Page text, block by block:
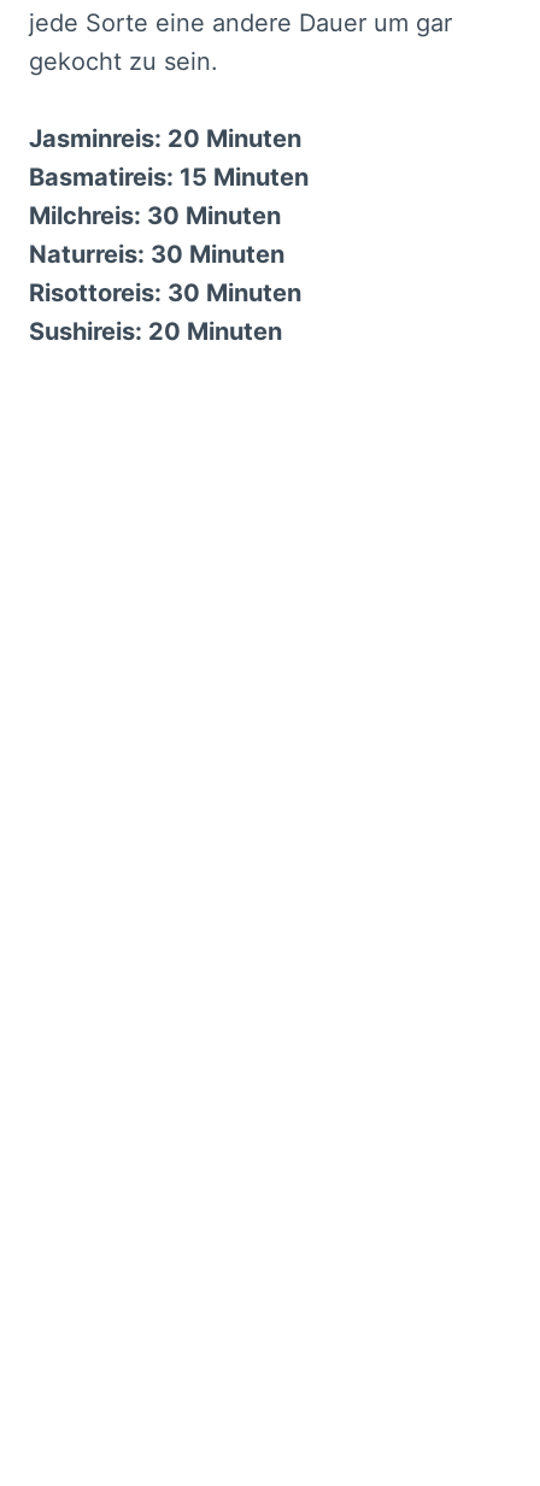
jede Sorte eine andere Dauer um gar
gekocht zu sein.
Jasminreis: 20 Minuten
Basmatireis: 15 Minuten
Milchreis: 30 Minuten
Naturreis: 30 Minuten
Risottoreis: 30 Minuten
Sushireis: 20 Minuten